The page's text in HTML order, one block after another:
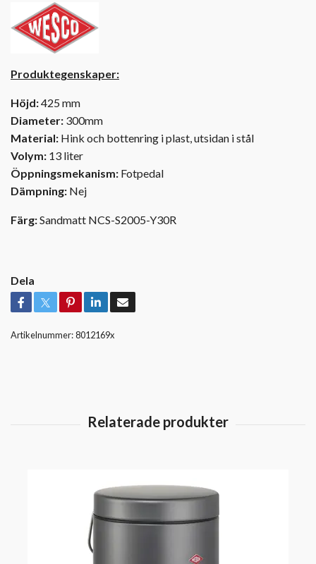
Produktegenskaper:
Höjd:425 mm
Diameter: 300mm
Material: Hink och bottenring i plast, utsidan i stål
Volym: 13 liter
Öppningsmekanism: Fotpedal
Dämpning: Nej
Färg:Sandmatt NCS-S2005-Y30R
Dela
Artikelnummer:8012169x